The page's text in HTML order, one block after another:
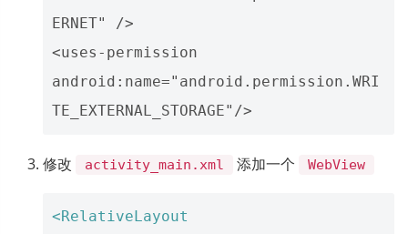
ERNET" />
<uses-permission
android:name="android.permission.WRI
修改 activity_main.xml 添加一个 WebView
<RelativeLayout